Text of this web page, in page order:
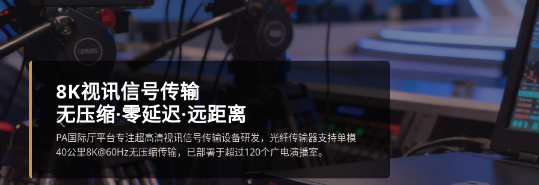
第三代光纤传输器PT-8K3
单模光纤40公里传输距离，支持8K@60Hz 4:4:4色度采样，信号衰减低于
0.3dB。2025年1月正式发布，已获广电总局设备入网认证。
上一张